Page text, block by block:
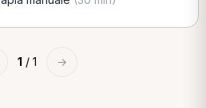
1 / 1 →